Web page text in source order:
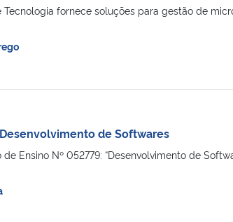
fornece soluções para gestão de
de Softwares
Ensino Nº 052779: “Desenvolvimento de